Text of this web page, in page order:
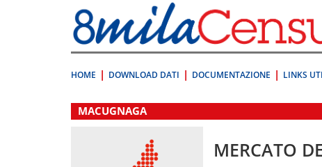
direttamente
a:
Contenuto
HOME DOWNLOAD DATI DOCUMENTAZIONE LINKS
.
MACUGNAGA
MERCATO